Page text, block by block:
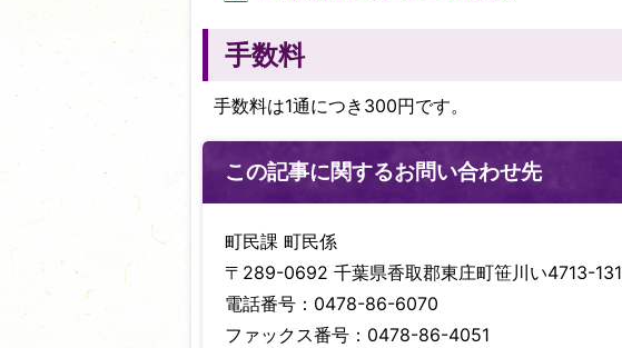
手数料
手数料は1通につき300円です。
この記事に関するお問い合わせ先
町民課 町民係
〒289-0692 千葉県香取郡東庄町笹川い4713-131
電話番号：0478-86-6070
ファックス番号：0478-86-4051